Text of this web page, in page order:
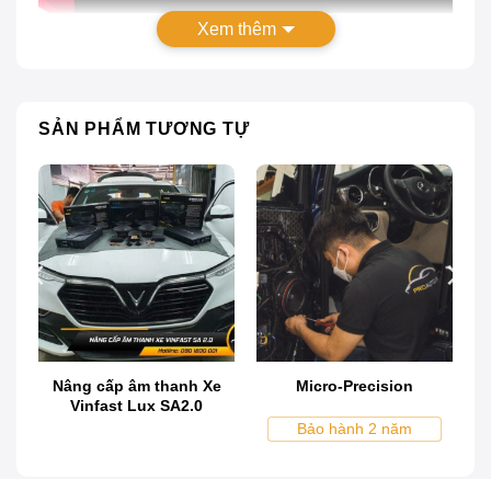
Nâng cấp âm thanh xe hơi bởi Chuyên gia nước
Nâng cấp âm thanh xe Hyundai Grand i10
Nâng cấp âm thanh xe Hyundai Grand i10
Xem thêm
SẢN PHẨM TƯƠNG TỰ
Nâng cấp âm thanh Xe
Vinfast Lux SA2.0
Micro-Precision
Bảo hành 2 năm